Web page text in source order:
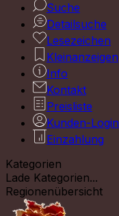
Suche
Detailsuche
Lesezeichen
Kleinanzeigen
Info
Kontakt
Preisliste
Kunden-Login
Einzahlung
Kategorien
Lade Kategorien...
Regionenübersicht